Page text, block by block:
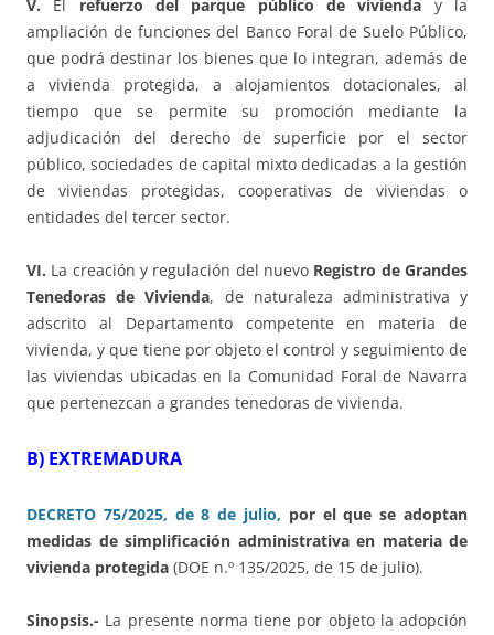
V. El refuerzo del parque público de vivienda y la
ampliación de funciones del Banco Foral de Suelo Público,
que podrá destinar los bienes que lo integran, además de
a vivienda protegida, a alojamientos dotacionales, al
tiempo que se permite su promoción mediante la
adjudicación del derecho de superficie por el sector
público, sociedades de capital mixto dedicadas a la gestión
de viviendas protegidas, cooperativas de viviendas o
entidades del tercer sector.
VI. La creación y regulación del nuevo Registro de Grandes
Tenedoras de Vivienda, de naturaleza administrativa y
adscrito al Departamento competente en materia de
vivienda, y que tiene por objeto el control y seguimiento de
las viviendas ubicadas en la Comunidad Foral de Navarra
que pertenezcan a grandes tenedoras de vivienda.
B) EXTREMADURA
DECRETO 75/2025, de 8 de julio, por el que se adoptan
medidas de simplificación administrativa en materia de
vivienda protegida (DOE n.º 135/2025, de 15 de julio).
Sinopsis.- La presente norma tiene por objeto la adopción